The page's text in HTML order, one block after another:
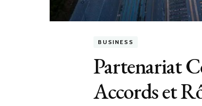
BUSINESS
Partenariat
Accords et